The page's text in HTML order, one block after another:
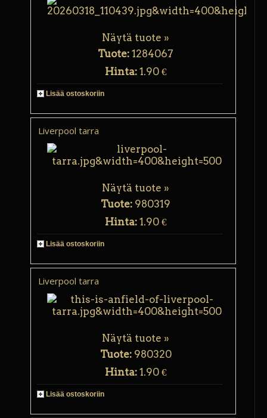
Näytä tuote »
Tuote:1284067
Hinta: 1.90 €
Lisää ostoskoriin
Liverpool tarra
Näytä tuote »
Tuote: 980319
Hinta: 1.90 €
Lisää ostoskoriin
Liverpool tarra
Näytä tuote »
Tuote: 980320
Hinta: 1.90 €
Lisää ostoskoriin